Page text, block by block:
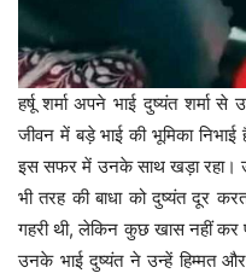
हर्षू शर्मा अपने भाई दुष्यंत
जीवन में बड़े भाई की भूमिका
इस सफर में उनके साथ खड़ा रहा।
भी तरह की बाधा को दुष्यंत दूर
गहरी थी, लेकिन कुछ खास नहीं कर
उनके भाई दुष्यंत ने उन्हें हिम्मत और